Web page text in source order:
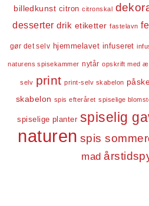
billedkunst citron citronskal
desserter drik etiketter fastelavn
gør det selv hjemmelavet infuseret
naturens spisekammer nytår opskrift med
selv print print-selv skabelon
skabelon spis efteråret spiselige
spiselige planter spiselig
naturen spis
mad